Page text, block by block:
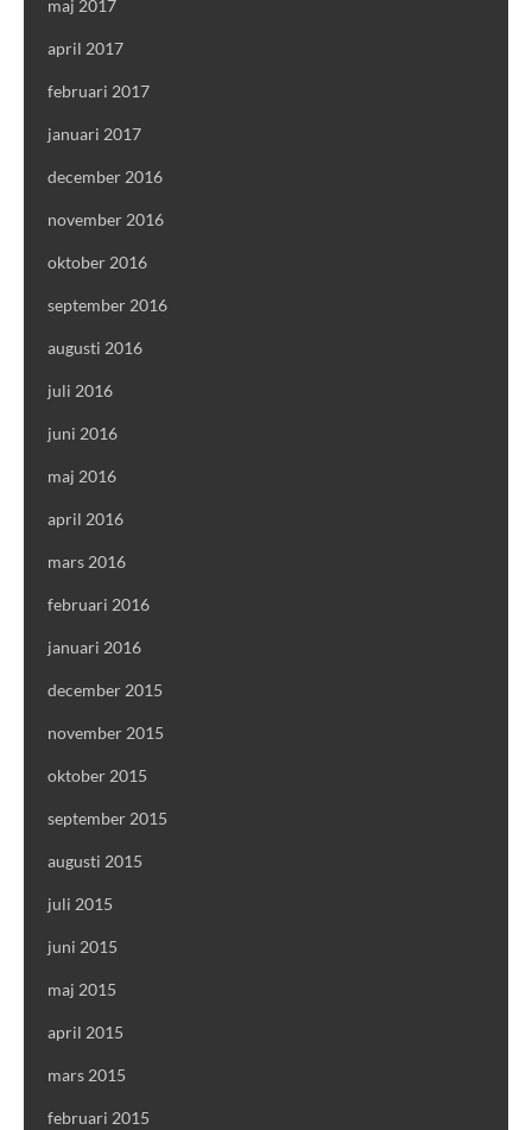
maj 2017
april 2017
februari 2017
januari 2017
december 2016
november 2016
oktober 2016
september 2016
augusti 2016
juli 2016
juni 2016
maj 2016
april 2016
mars 2016
februari 2016
januari 2016
december 2015
november 2015
oktober 2015
september 2015
augusti 2015
juli 2015
juni 2015
maj 2015
april 2015
mars 2015
februari 2015